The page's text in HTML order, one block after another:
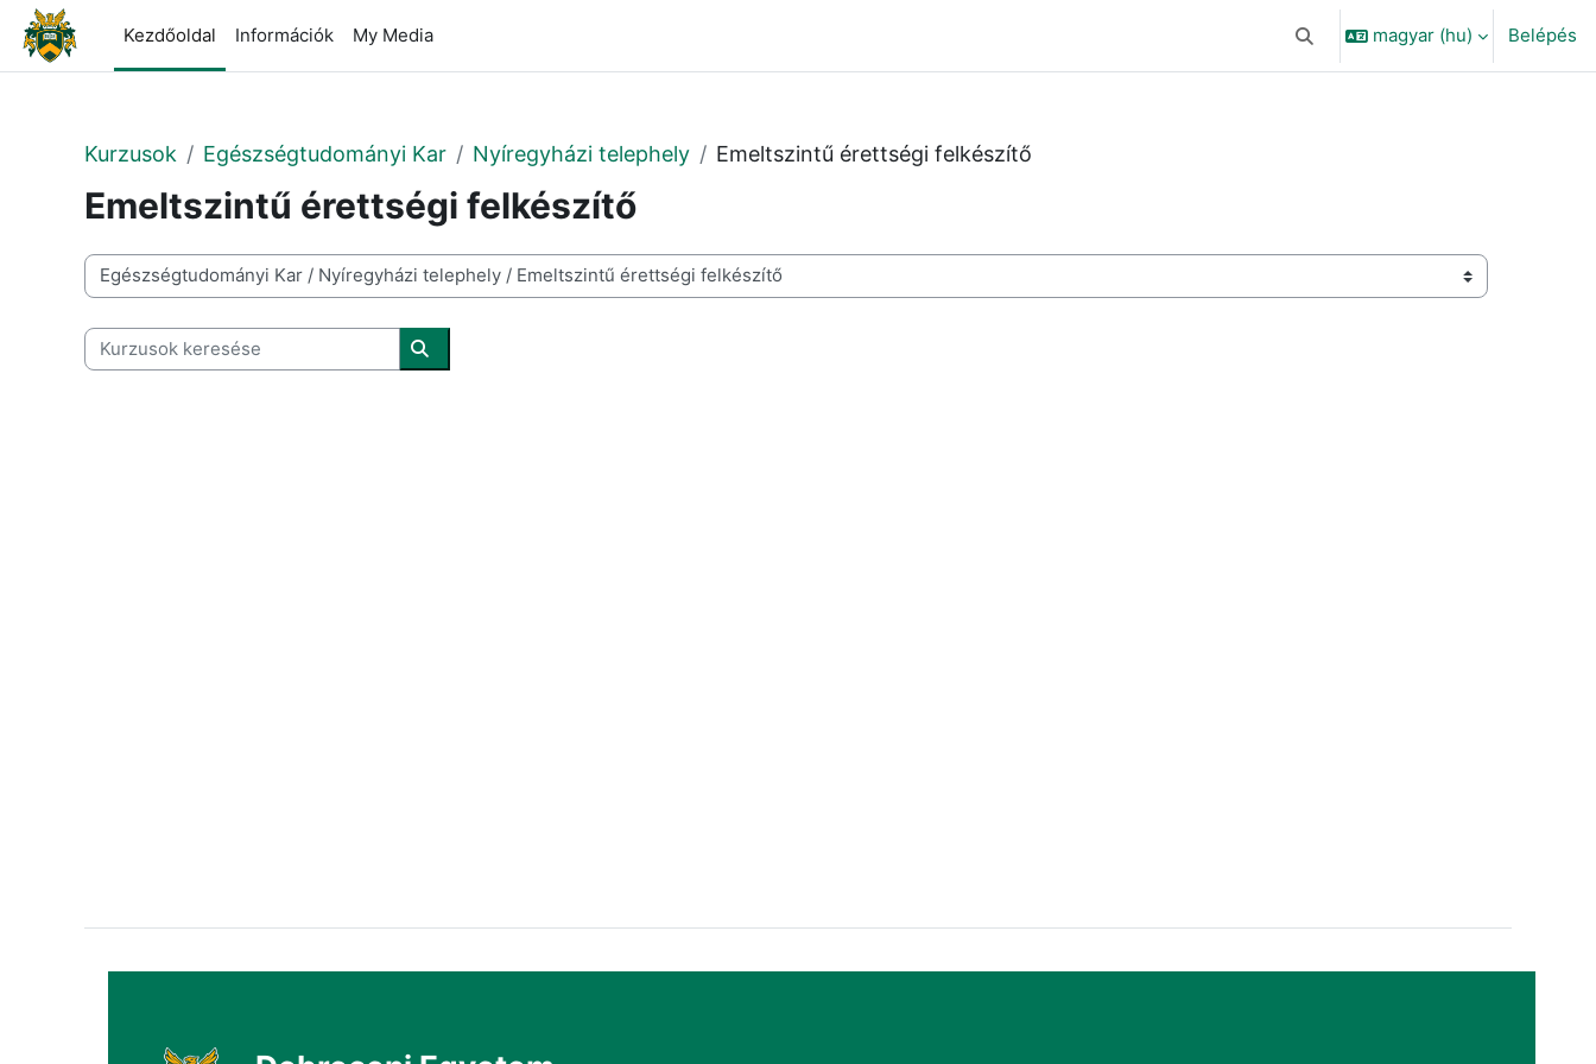
Tovább a fő tartalomhoz
Kezdőoldal
Információk My Media Keresési bemeneti adatok váltása
magyar ‎(hu)‎ Belépés
Kurzusok Egészségtudományi Kar Nyíregyházi telephely Emeltszintű érettségi felkészítő
Emeltszintű érettségi felkészítő
Kurzuskategóriák
Kurzusok keresése
Kurzusok keresése